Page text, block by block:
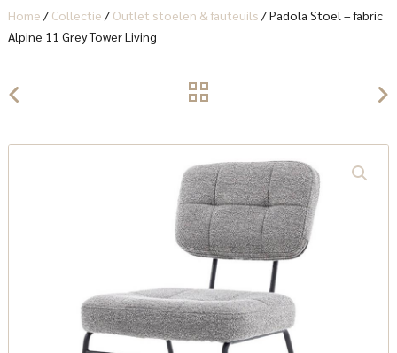
Home / Collectie / Outlet stoelen & fauteuils /Padola Stoel – fabric
Alpine 11 Grey Tower Living